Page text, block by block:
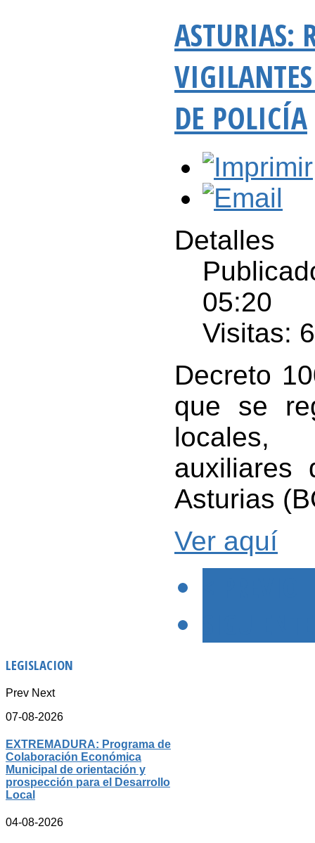
ASTURIAS:
DE POLICÍA
Detalles
05:20
Visitas:
Decreto
que se
locales,
auxiliares
Asturias
Ver aquí
LEGISLACION
Prev Next
07-08-2026
EXTREMADURA: Programa de
Colaboración Económica
Municipal de orientación y
prospección para el Desarrollo
Local
04-08-2026